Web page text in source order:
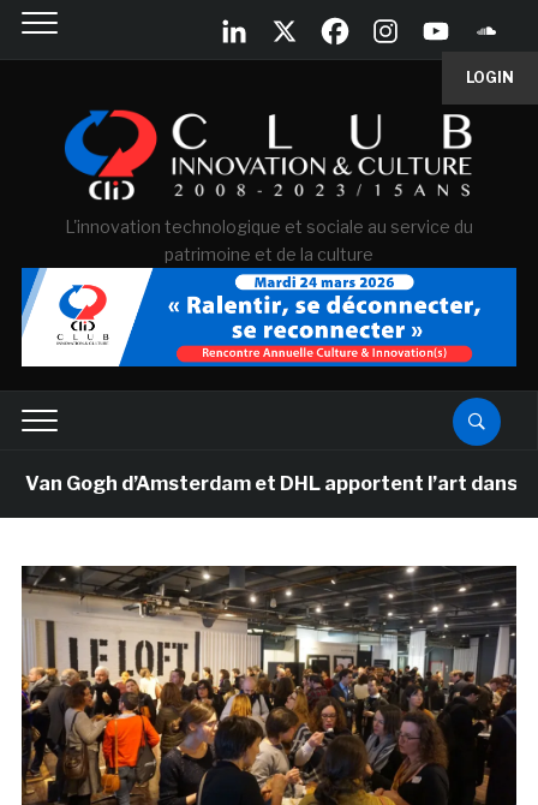
LOGIN
L'innovation technologique et sociale au service du
patrimoine et de la culture
d’Amsterdam et DHL apportent l’art dans les